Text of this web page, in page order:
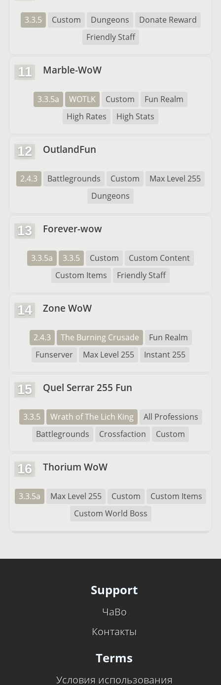
3.3.5 Custom Dungeons
Donate Reward
Friendly Staff
11 Marble-WoW
3.3.5a WOTLK Custom
Fun Realm
High Rates
High Stats
12 OutlandFun
2.4.3 Battlegrounds Custom
Max Level 255
Dungeons
13 Forever-wow
3.3.5a 3.3.5 Custom
Custom Content
Custom Items
Friendly Staff
14 Zone WoW
2.4.3 The Burning Crusade
Fun Realm
Funserver
Max Level 255 Instant 255
15 Quel Serrar 255 Fun
3.3.5 Wrath of The Lich King
All Professions
Battlegrounds
Crossfaction Custom
16 Thorium WoW
3.3.5a Max Level 255 Custom
Custom Items
Custom World Boss
Support
ЧаВо
Контакты
Terms
Условия использования